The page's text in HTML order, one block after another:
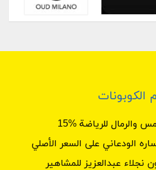
الكوبونات
للرياضة %15
الودعاني على السعر الأصلي
عبدالعزيز للمشاهير